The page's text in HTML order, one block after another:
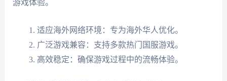
游戏体验。
适应海外网络环境：专为海外华人优化。
广泛游戏兼容：支持多款热门国服游戏。
高效稳定：确保游戏过程中的流畅体验。